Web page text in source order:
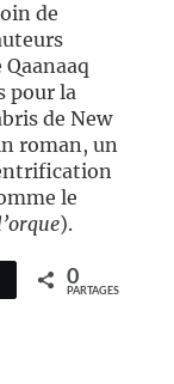
de
pour la
de New
roman, un
le
).
0
PARTAGES